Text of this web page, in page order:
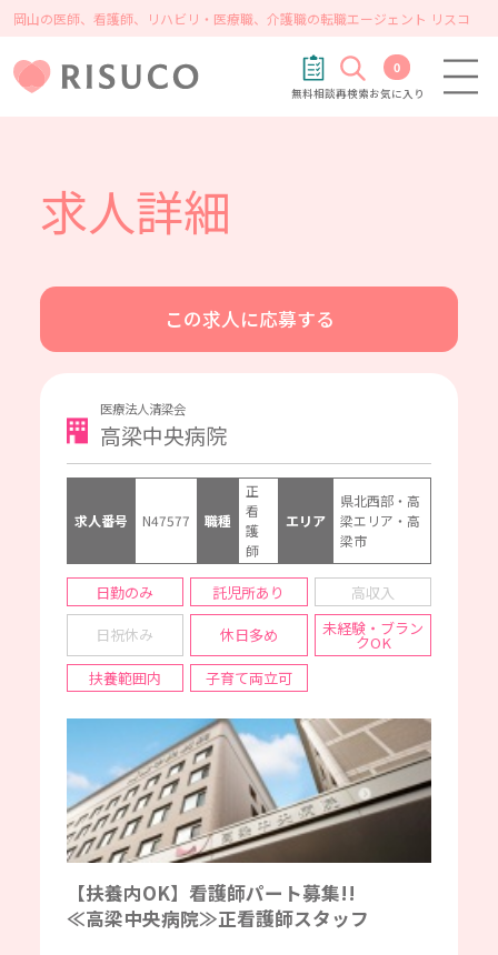
岡山の医師、看護師、リハビリ・医療職、介護職の転職エージェント リスコ
無料相談再検索
0
お気に入り
求人詳細
この求人に応募する
医療法人清梁会
高梁中央病院
求人番号 N47577 職種
正
看
護
師
エリア
県北西部・高
梁エリア・高
梁市
日勤のみ 託児所あり 高収入
日祝休み 休日多め 未経験・ブラン
クOK
扶養範囲内
子育て両立可
【扶養内OK】看護師パート募集!!
≪高梁中央病院≫正看護師スタッフ